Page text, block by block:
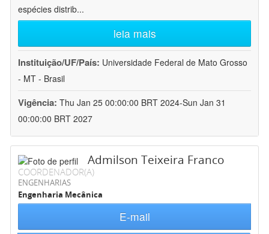
espécies distrib...
leia mais
Instituição/UF/País: Universidade Federal de Mato Grosso
- MT - Brasil
Vigência: Thu Jan 25 00:00:00 BRT 2024-Sun Jan 31
00:00:00 BRT 2027
Admilson Teixeira Franco
COORDENADOR(A)
ENGENHARIAS
Engenharia Mecânica
E-mail